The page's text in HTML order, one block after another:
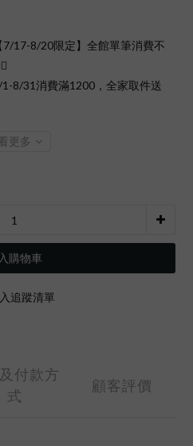
7/17-8/20限定】全館單筆消費不
8/31消費滿1200，全家取件送
更多
購物車
追蹤清單
付款方
式
顧客評價